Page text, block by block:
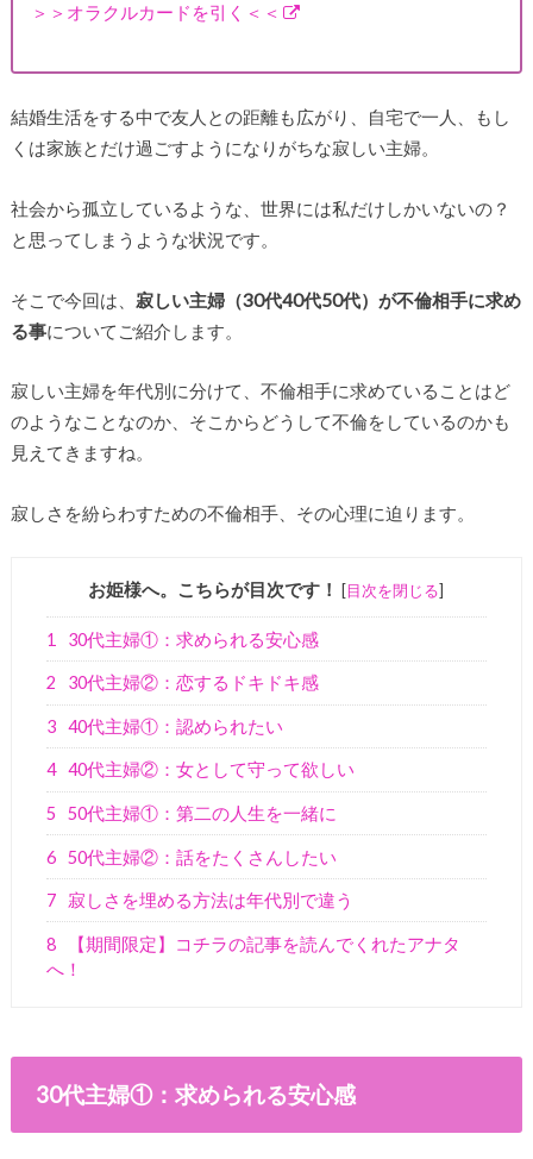
＞＞オラクルカードを引く＜＜
結婚生活をする中で友人との距離も広がり、自宅で一人、もし
くは家族とだけ過ごすようになりがちな寂しい主婦。
社会から孤立しているような、世界には私だけしかいないの？
と思ってしまうような状況です。
そこで今回は、 寂しい主婦（30代40代50代）が不倫相手に求め
る事についてご紹介します。
寂しい主婦を年代別に分けて、不倫相手に求めていることはど
のようなことなのか、そこからどうして不倫をしているのかも
見えてきますね。
寂しさを紛らわすための不倫相手、その心理に迫ります。
お姫様へ。こちらが目次です！ [目次を閉じる]
1 30代主婦①：求められる安心感
2 30代主婦②：恋するドキドキ感
3 40代主婦①：認められたい
4 40代主婦②：女として守って欲しい
5 50代主婦①：第二の人生を一緒に
6 50代主婦②：話をたくさんしたい
7 寂しさを埋める方法は年代別で違う
8
【期間限定】コチラの記事を読んでくれたアナタ
へ！
30代主婦①：求められる安心感